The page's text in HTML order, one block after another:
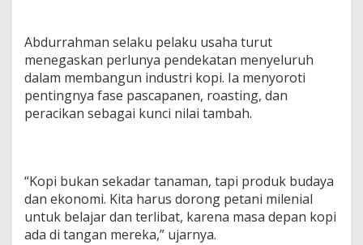
Abdurrahman selaku pelaku usaha turut
menegaskan perlunya pendekatan menyeluruh
dalam membangun industri kopi. Ia menyoroti
pentingnya fase pascapanen, roasting, dan
peracikan sebagai kunci nilai tambah.
“Kopi bukan sekadar tanaman, tapi produk budaya
dan ekonomi. Kita harus dorong petani milenial
untuk belajar dan terlibat, karena masa depan kopi
ada di tangan mereka,” ujarnya.